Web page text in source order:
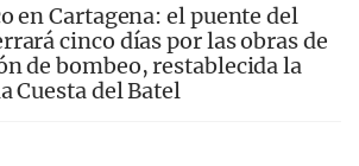
en Cartagena: el puente del
cinco días por las obras de
de bombeo, restablecida la
Cuesta del Batel